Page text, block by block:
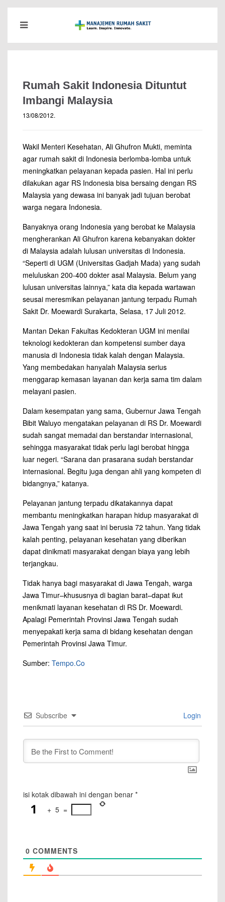
Rumah Sakit Indonesia Dituntut
Imbangi Malaysia
13/08/2012.
Wakil Menteri Kesehatan, Ali Ghufron Mukti, meminta
agar rumah sakit di Indonesia berlomba-lomba untuk
meningkatkan pelayanan kepada pasien. Hal ini perlu
dilakukan agar RS Indonesia bisa bersaing dengan RS
Malaysia yang dewasa ini banyak jadi tujuan berobat
warga negara Indonesia.
Banyaknya orang Indonesia yang berobat ke Malaysia
mengherankan Ali Ghufron karena kebanyakan dokter
di Malaysia adalah lulusan universitas di Indonesia.
“Seperti di UGM (Universitas Gadjah Mada) yang sudah
meluluskan 200-400 dokter asal Malaysia. Belum yang
lulusan universitas lainnya,” kata dia kepada wartawan
seusai meresmikan pelayanan jantung terpadu Rumah
Sakit Dr. Moewardi Surakarta, Selasa, 17 Juli 2012.
Mantan Dekan Fakultas Kedokteran UGM ini menilai
teknologi kedokteran dan kompetensi sumber daya
manusia di Indonesia tidak kalah dengan Malaysia.
Yang membedakan hanyalah Malaysia serius
menggarap kemasan layanan dan kerja sama tim dalam
melayani pasien.
Dalam kesempatan yang sama, Gubernur Jawa Tengah
Bibit Waluyo mengatakan pelayanan di RS Dr. Moewardi
sudah sangat memadai dan berstandar internasional,
sehingga masyarakat tidak perlu lagi berobat hingga
luar negeri. “Sarana dan prasarana sudah berstandar
internasional. Begitu juga dengan ahli yang kompeten di
bidangnya,” katanya.
Pelayanan jantung terpadu dikatakannya dapat
membantu meningkatkan harapan hidup masyarakat di
Jawa Tengah yang saat ini berusia 72 tahun. Yang tidak
kalah penting, pelayanan kesehatan yang diberikan
dapat dinikmati masyarakat dengan biaya yang lebih
terjangkau.
Tidak hanya bagi masyarakat di Jawa Tengah, warga
Jawa Timur–khususnya di bagian barat–dapat ikut
menikmati layanan kesehatan di RS Dr. Moewardi.
Apalagi Pemerintah Provinsi Jawa Tengah sudah
menyepakati kerja sama di bidang kesehatan dengan
Pemerintah Provinsi Jawa Timur.
Sumber: Tempo.Co
Subscribe Login
isi kotak dibawah ini dengan benar *
+ 5 =
0 COMMENTS